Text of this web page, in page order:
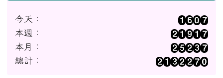
今天：
本週：
本月：
總計：